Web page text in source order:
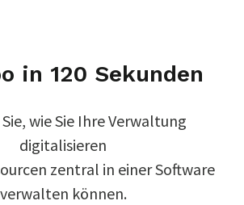
in 120 Sekunden
wie Sie Ihre Verwaltung
digitalisieren
zentral in einer Software
verwalten können.